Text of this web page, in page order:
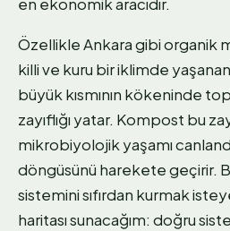
Özellikle Ankara gibi organik
killi ve kuru bir iklimde
büyük kısmının kökeninde
zayıflığı yatar. Kompost bu
mikrobiyolojik yaşamı
döngüsünü harekete geçirir.
sistemini sıfırdan kurmak
haritası sunacağım: doğru